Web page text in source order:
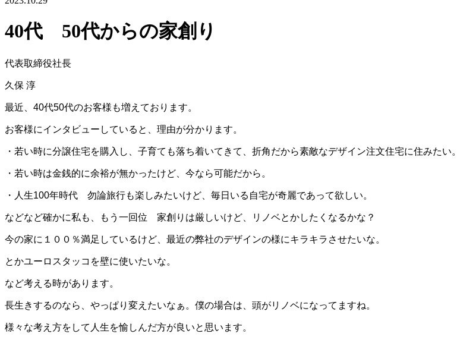
40代 50代からの家創り
代表取締役社長
久保 淳
最近、40代50代のお客様も増えております。
お客様にインタビューしていると、理由が分かります。
・若い時に分譲住宅を購入し、子育ても落ち着いてきて、折角だから素敵なデザイン注文住宅に住みたい。
・若い時は金銭的に余裕が無かったけど、今なら可能だから。
・人生100年時代 勿論旅行も楽しみたいけど、毎日いる自宅が奇麗であって欲しい。
などなど確かに私も、もう一回位 家創りは厳しいけど、リノベとかしたくなるかな？
今の家に１００％満足しているけど、最近の弊社のデザインの様にキラキラさせたいな。
とかユーロスタッコを壁に使いたいな。
など考える時があります。
長生きするのなら、やっぱり変えたいなぁ。僕の場合は、頭がリノベになってますね。
様々な考え方をして人生を愉しんだ方が良いと思います。